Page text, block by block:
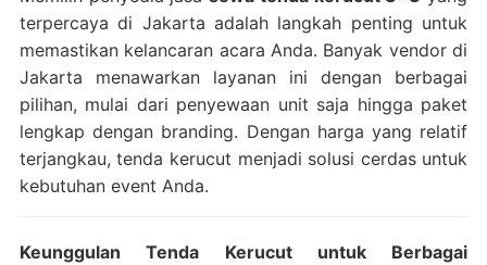
terpercaya di Jakarta adalah langkah penting untuk
memastikan kelancaran acara Anda. Banyak vendor di
Jakarta menawarkan layanan ini dengan berbagai
pilihan, mulai dari penyewaan unit saja hingga paket
lengkap dengan branding. Dengan harga yang relatif
terjangkau, tenda kerucut menjadi solusi cerdas untuk
kebutuhan event Anda.
Keunggulan Tenda Kerucut untuk Berbagai